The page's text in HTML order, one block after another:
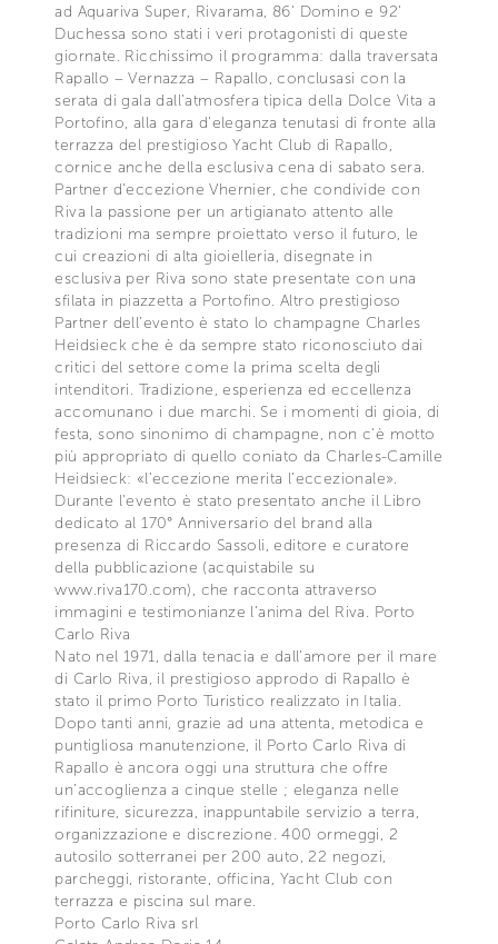
ad Aquariva Super, Rivarama, 86’ Domino e 92’
Duchessa sono stati i veri protagonisti di queste
giornate. Ricchissimo il programma: dalla traversata
Rapallo – Vernazza – Rapallo, conclusasi con la
serata di gala dall’atmosfera tipica della Dolce Vita a
Portofino, alla gara d’eleganza tenutasi di fronte alla
terrazza del prestigioso Yacht Club di Rapallo,
cornice anche della esclusiva cena di sabato sera.
Partner d’eccezione Vhernier, che condivide con
Riva la passione per un artigianato attento alle
tradizioni ma sempre proiettato verso il futuro, le
cui creazioni di alta gioielleria, disegnate in
esclusiva per Riva sono state presentate con una
sfilata in piazzetta a Portofino. Altro prestigioso
Partner dell’evento è stato lo champagne Charles
Heidsieck che è da sempre stato riconosciuto dai
critici del settore come la prima scelta degli
intenditori. Tradizione, esperienza ed eccellenza
accomunano i due marchi. Se i momenti di gioia, di
festa, sono sinonimo di champagne, non c’è motto
più appropriato di quello coniato da Charles-Camille
Heidsieck: «l’eccezione merita l’eccezionale».
Durante l’evento è stato presentato anche il Libro
dedicato al 170° Anniversario del brand alla
presenza di Riccardo Sassoli, editore e curatore
della pubblicazione (acquistabile su
www.riva170.com), che racconta attraverso
immagini e testimonianze l’anima del Riva. Porto
Carlo Riva
Nato nel 1971, dalla tenacia e dall’amore per il mare
di Carlo Riva, il prestigioso approdo di Rapallo è
stato il primo Porto Turistico realizzato in Italia.
Dopo tanti anni, grazie ad una attenta, metodica e
puntigliosa manutenzione, il Porto Carlo Riva di
Rapallo è ancora oggi una struttura che offre
un’accoglienza a cinque stelle ; eleganza nelle
rifiniture, sicurezza, inappuntabile servizio a terra,
organizzazione e discrezione. 400 ormeggi, 2
autosilo sotterranei per 200 auto, 22 negozi,
parcheggi, ristorante, officina, Yacht Club con
terrazza e piscina sul mare.
Porto Carlo Riva srl